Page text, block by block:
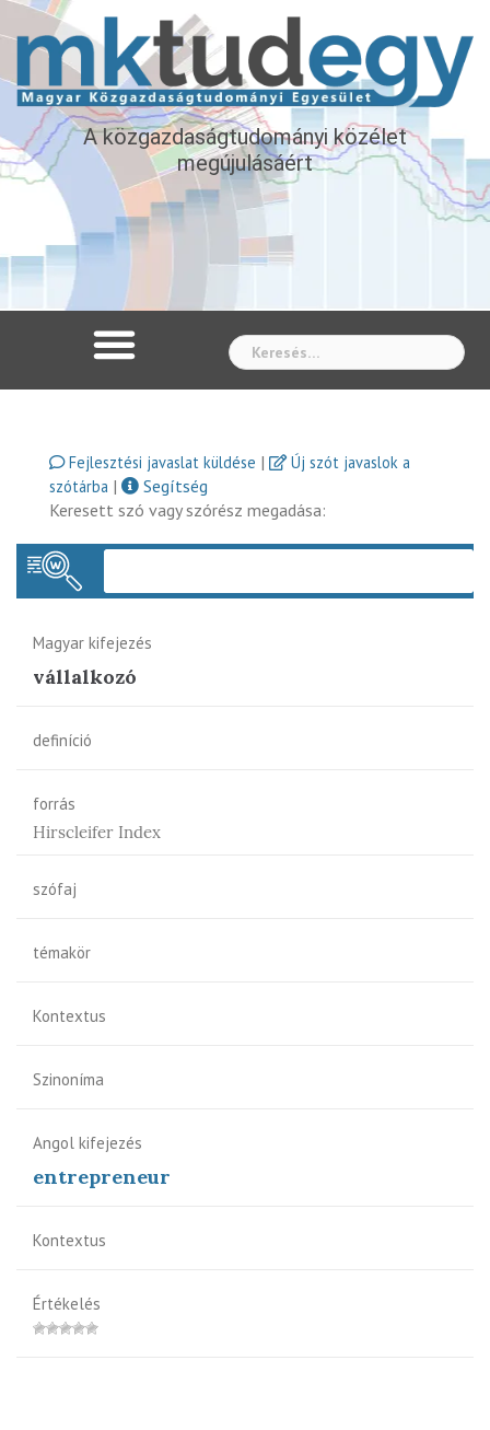
A közgazdaságtudományi közélet
megújulásáért
Fejlesztési javaslat küldése |
Új szót javaslok a
szótárba |
Segítség
Keresett szó vagy szórész megadása:
Magyar kifejezés
vállalkozó
definíció
forrás
Hirscleifer Index
szófaj
témakör
Kontextus
Szinoníma
Angol kifejezés
entrepreneur
Kontextus
Értékelés